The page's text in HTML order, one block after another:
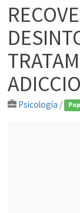
Psicología /